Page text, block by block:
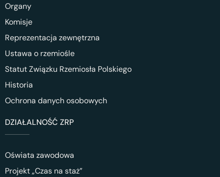
Organy
Komisje
Reprezentacja zewnętrzna
Ustawa o rzemiośle
Statut Związku Rzemiosła Polskiego
Historia
Ochrona danych osobowych
DZIAŁALNOŚĆ ZRP
Oświata zawodowa
Projekt „Czas na staż”